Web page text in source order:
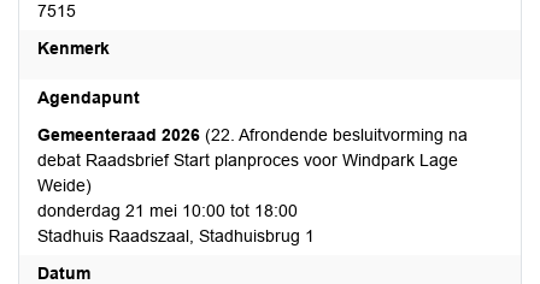
7515
Kenmerk
Agendapunt
Gemeenteraad 2026 (22. Afrondende besluitvorming na
debat Raadsbrief Start planproces voor Windpark Lage
Weide)
donderdag 21 mei 10:00 tot 18:00
Stadhuis Raadszaal, Stadhuisbrug 1
Datum